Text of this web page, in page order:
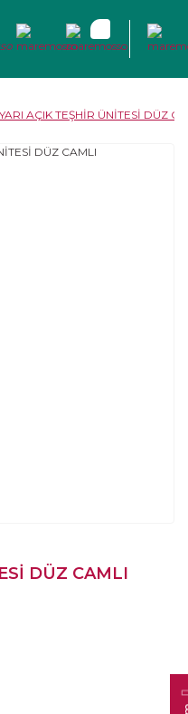
YARI AÇIK TEŞHİR ÜNİTESİ DÜZ
DÜZ CAMLI